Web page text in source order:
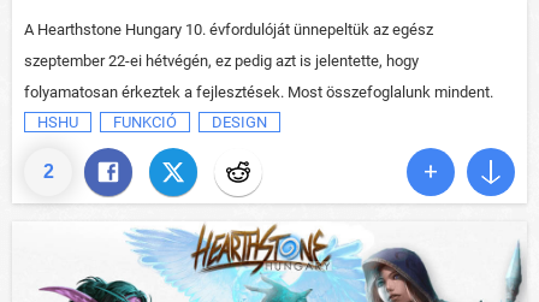
2
A Hearthstone Hungary 10. évfordulóját ünnepeltük az egész
szeptember 22-ei hétvégén, ez pedig azt is jelentette, hogy
folyamatosan érkeztek a fejlesztések. Most összefoglalunk mindent.
HSHU
FUNKCIÓ DESIGN